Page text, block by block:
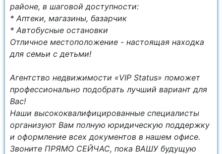
районе, в шаговой доступности:
* Аптеки, магазины, базарчик
* Автобусные остановки
Отличное местоположение - настоящая находка
для семьи с детьми!
Агентство недвижимости «VIP Status» поможет
профессионально подобрать лучший вариант для
Вас!
Наши высококвалифицированные специалисты
организуют Вам полную юридическую поддержку
и оформление всех документов в нашем офисе.
Звоните ПРЯМО СЕЙЧАС, пока ВАШУ будущую